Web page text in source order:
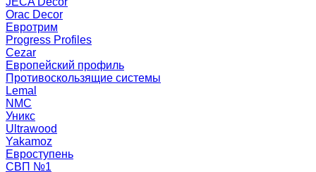
Orac Decor
Евротрим
Progress Profiles
Cezar
Европейский профиль
Противоскользящие системы
Lemal
NMC
Уникс
Ultrawood
Yakamoz
Евроступень
СВП №1